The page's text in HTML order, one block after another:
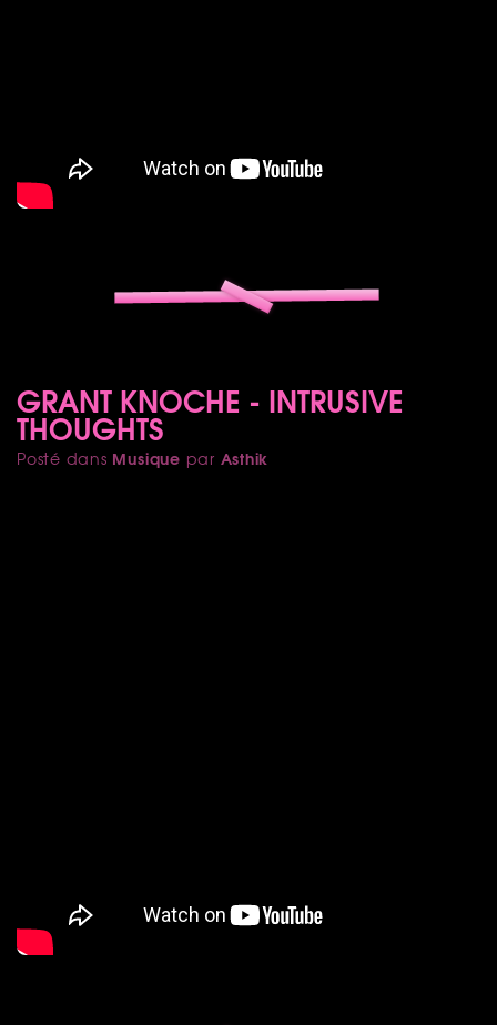
GRANT KNOCHE - INTRUSIVE
THOUGHTS
Posté dans Musique par Asthik